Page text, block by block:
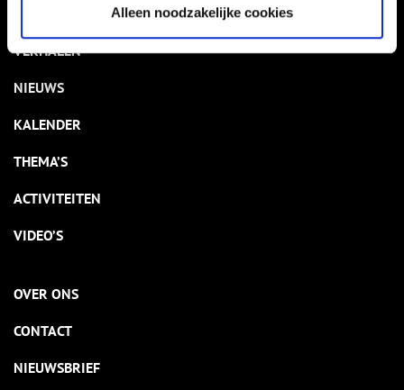
Alleen noodzakelijke cookies
VERHALEN
NIEUWS
KALENDER
THEMA’S
ACTIVITEITEN
VIDEO’S
OVER ONS
CONTACT
NIEUWSBRIEF